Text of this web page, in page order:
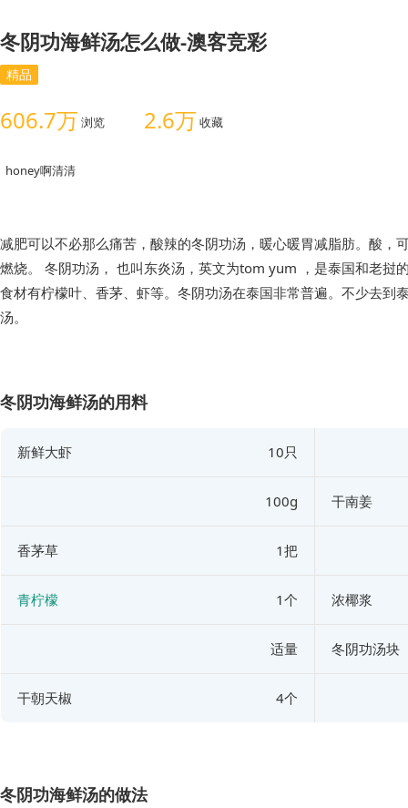
冬阴功海鲜汤怎么做-澳客竞彩
精品
606.7万 浏览 2.6万 收藏
honey啊清清
减肥可以不必那么痛苦，酸辣的冬阴功汤，暖心暖胃减脂肪。酸，
燃烧。 冬阴功汤， 也叫东炎汤，英文为tom yum ，是泰国和老挝
食材有柠檬叶、香茅、虾等。冬阴功汤在泰国非常普遍。不少去到
汤。
冬阴功海鲜汤的用料
新鲜大虾 10只
100g 干南姜
香茅草 1把
青柠檬 1个 浓椰浆
适量 冬阴功汤块
干朝天椒 4个
冬阴功海鲜汤的做法